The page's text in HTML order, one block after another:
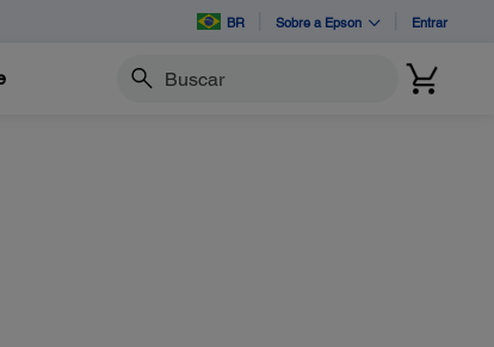
BR Sobre a Epson Entrar
Buscar